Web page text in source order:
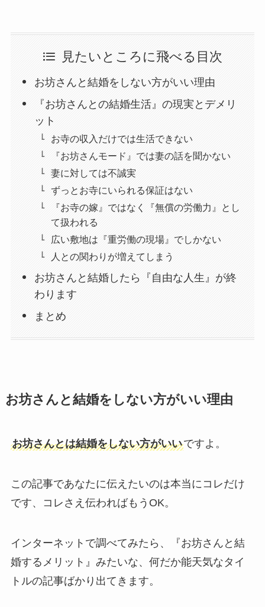
見たいところに飛べる目次
お坊さんと結婚をしない方がいい理由
『お坊さんとの結婚生活』の現実とデメリ
ット
お寺の収入だけでは生活できない
『お坊さんモード』では妻の話を聞かない
妻に対しては不誠実
ずっとお寺にいられる保証はない
『お寺の嫁』ではなく『無償の労働力』とし
て扱われる
広い敷地は『重労働の現場』でしかない
人との関わりが増えてしまう
お坊さんと結婚したら『自由な人生』が終
わります
まとめ
お坊さんと結婚をしない方がいい理由
お坊さんとは結婚をしない方がいいですよ。
この記事であなたに伝えたいのは本当にコレだけ
です、コレさえ伝わればもうOK。
インターネットで調べてみたら、『お坊さんと結
婚するメリット』みたいな、何だか能天気なタイ
トルの記事ばかり出てきます。